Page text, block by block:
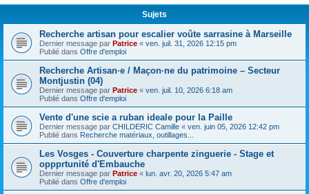
c
Sujets
Recherche artisan pour escalier voûte sarrasine à Marseille
Dernier message par Patrice « ven. juil. 31, 2026 12:15 pm
Publié dans Offre d'emploi
Recherche Artisan·e / Maçon·ne du patrimoine – Secteur
Montjustin (04)
Dernier message par Patrice « ven. juil. 10, 2026 6:18 am
Publié dans Offre d'emploi
Vente d'une scie a ruban ideale pour la Paille
Dernier message par CHILDERIC Camille « ven. juin 05, 2026 12:42 pm
Publié dans Recherche matériaux, outillages...
Les Vosges - Couverture charpente zinguerie - Stage et
oppprtunité d'Embauche
Dernier message par Patrice « lun. avr. 20, 2026 5:47 am
Publié dans Offre d'emploi